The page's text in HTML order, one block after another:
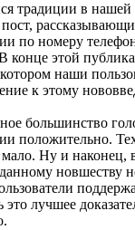
традиции в нашей
по номеру
конце этой
наши
к этому
большинство
положительно.
Ну и наконец,
новшеству
лучшее